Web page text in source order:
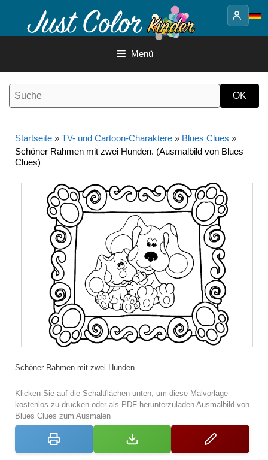
Inhalt
Menü
Startseite » TV- und Cartoon-Charaktere » Blues Clues »
Schöner Rahmen mit zwei Hunden. (Ausmalbild von Blues
Clues)
Schöner Rahmen mit zwei Hunden.
Klicken Sie auf die Schaltflächen unten, um diese Malvorlage
kostenlos zu drucken oder als PDF herunterzuladen Ausmalbild von
Blues Clues zum Ausmalen